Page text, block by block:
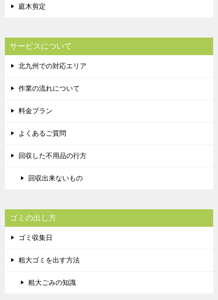
庭木剪定
サービスについて
北九州での対応エリア
作業の流れについて
料金プラン
よくあるご質問
回収した不用品の行方
回収出来ないもの
ゴミの出し方
ゴミ収集日
粗大ゴミを出す方法
粗大ごみの知識